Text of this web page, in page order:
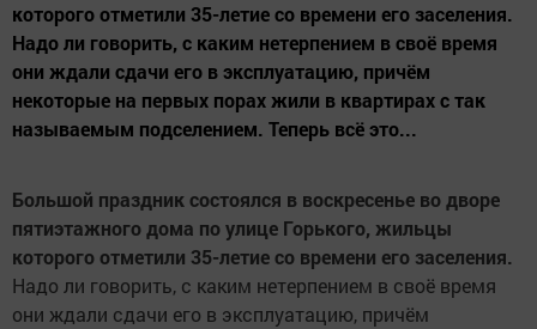
которого отметили 35-летие со времени его заселения.
Надо ли говорить, с каким нетерпением в своё время
они ждали сдачи его в эксплуатацию, причём
некоторые на первых порах жили в квартирах с так
называемым подселением. Теперь всё это...
Большой праздник состоялся в воскресенье во дворе
пятиэтажного дома по улице Горького, жильцы
которого отметили 35-летие со времени его заселения.
Надо ли говорить, с каким нетерпением в своё время
они ждали сдачи его в эксплуатацию, причём